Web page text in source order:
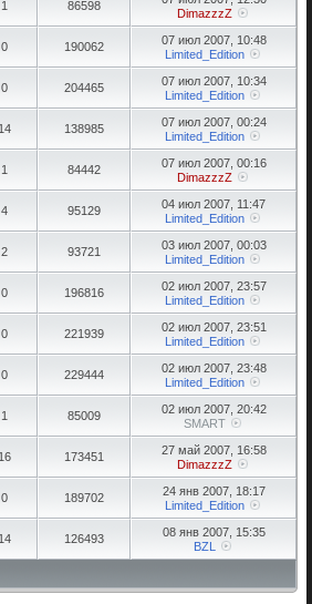
1 86598
DimazzzZ
0 190062
07 июл 2007, 10:48
Limited_Edition
0 204465
07 июл 2007, 10:34
Limited_Edition
14 138985
07 июл 2007, 00:24
Limited_Edition
1 84442
07 июл 2007, 00:16
DimazzzZ
4 95129
04 июл 2007, 11:47
Limited_Edition
2 93721
03 июл 2007, 00:03
Limited_Edition
0 196816
02 июл 2007, 23:57
Limited_Edition
0 221939
02 июл 2007, 23:51
Limited_Edition
0 229444
02 июл 2007, 23:48
Limited_Edition
1 85009
02 июл 2007, 20:42
SMART
16 173451
27 май 2007, 16:58
DimazzzZ
0 189702
24 янв 2007, 18:17
Limited_Edition
14 126493
08 янв 2007, 15:35
BZL